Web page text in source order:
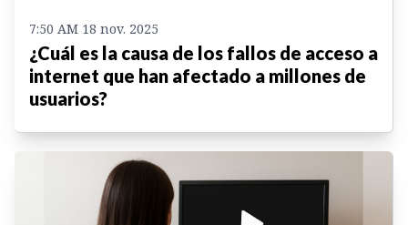
7:50 AM 18 nov. 2025
¿Cuál es la causa de los fallos de acceso a
internet que han afectado a millones de
usuarios?